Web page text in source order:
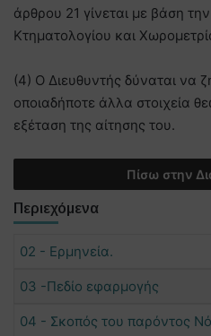
άρθρου 21 γίνεται με βάση
Κτηματολογίου και
(4) Ο Διευθυντής δύναται να
οποιαδήποτε άλλα στοιχεία
εξέταση της αίτησης του.
Πίσω στην
Περιεχόμενα
02 - Ερμηνεία.
03 -Πεδίο εφαρμογής
04 - Σκοπός του παρόντος